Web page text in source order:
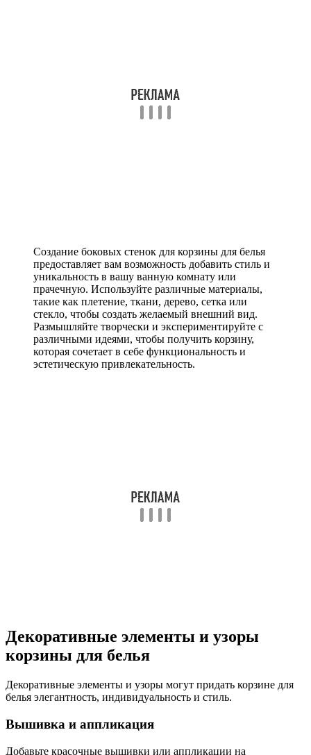
Создание боковых стенок для корзины для белья
предоставляет вам возможность добавить стиль и
уникальность в вашу ванную комнату или
прачечную. Используйте различные материалы,
такие как плетение, ткани, дерево, сетка или
стекло, чтобы создать желаемый внешний вид.
Размышляйте творчески и экспериментируйте с
различными идеями, чтобы получить корзину,
которая сочетает в себе функциональность и
эстетическую привлекательность.
Декоративные элементы и узоры
корзины для белья
Декоративные элементы и узоры могут придать корзине для
белья элегантность, индивидуальность и стиль.
Вышивка и аппликация
Добавьте красочные вышивки или аппликации на